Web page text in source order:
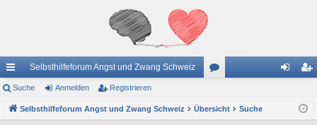
ch
ne
Selbsthilfeforum Angst und Zwang Schweiz
en ist
Suche Anmelden Registrieren
Selbsthilfeforum Angst und Zwang Schweiz Übersicht Suche